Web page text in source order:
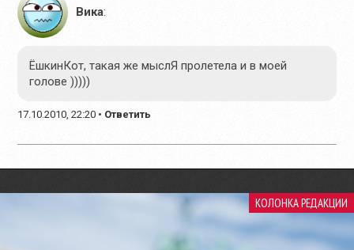
Вика:
ЁшкинКот, такая же мыслЯ пролетела и в моей
голове )))))
17.10.2010, 22:20 • Ответить
КОЛОНКА РЕДАКЦИИ